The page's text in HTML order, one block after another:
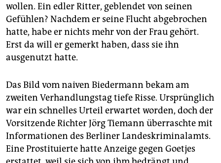
wollen. Ein edler Ritter, geblendet von seinen
Gefühlen? Nachdem er seine Flucht abgebrochen
hatte, habe er nichts mehr von der Frau gehört.
Erst da will er gemerkt haben, dass sie ihn
ausgenutzt hatte.
Das Bild vom naiven Biedermann bekam am
zweiten Verhandlungstag tiefe Risse. Ursprünglich
war ein schnelles Urteil erwartet worden, doch der
Vorsitzende Richter Jörg Tiemann überraschte mit
Informationen des Berliner Landeskriminalamts.
Eine Prostituierte hatte Anzeige gegen Goetjes